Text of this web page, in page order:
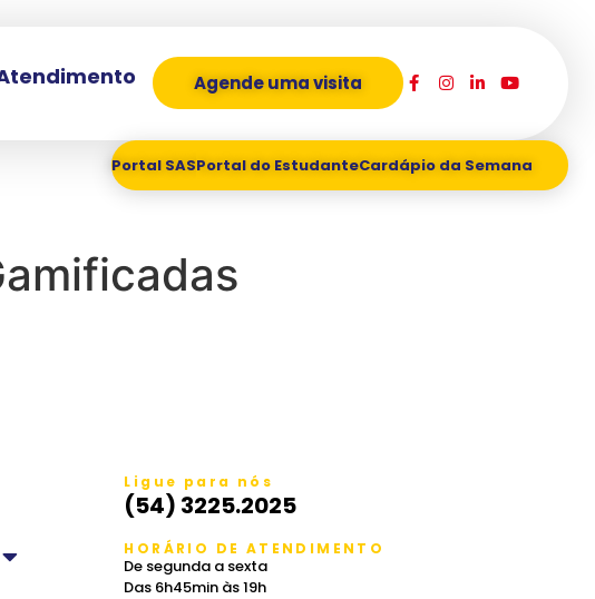
Agende uma visita
Portal SASPortal do EstudanteCardápio da Semana
Ligue para nós
(54) 3225.2025
HORÁRIO DE ATENDIMENTO
De segunda a sexta
Das 6h45min às 19h